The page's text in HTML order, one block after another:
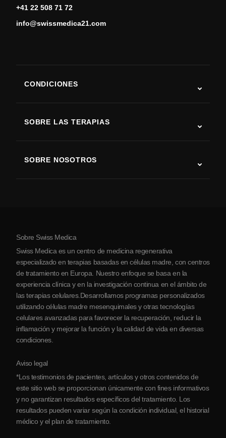
+41 22 508 71 72
info@swissmedica21.com
CONDICIONES
Enfermedad de Parkinson
Artritis
SOBRE LAS TERAPIAS
SOBRE NOSOTROS
Sobre Serbia
Colaboraciones
Sobre Swiss Medica
Swiss Medica es un centro de medicina regenerativa
especializado en terapias basadas en células madre, con centros
de tratamiento en Europa. Nuestro enfoque se basa en la
experiencia clínica y en la investigación continua en el ámbito de
las terapias celulares.Desarrollamos programas personalizados
utilizando células madre mesenquimales y otras tecnologías
celulares avanzadas para favorecer la recuperación, reducir la
inflamación y mejorar la función y la calidad de vida en diversas
condiciones.
Aviso legal
*Los testimonios de pacientes, artículos y otros contenidos de
este sitio web se proporcionan únicamente con fines informativos
y no garantizan resultados específicos del tratamiento. Los
resultados pueden variar según la condición individual, el historial
médico y el plan de tratamiento.